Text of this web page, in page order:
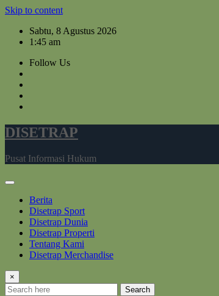
Skip to content
Sabtu, 8 Agustus 2026
1:45 am
Follow Us
DISETRAP
Pusat Informasi Hukum
Berita
Disetrap Sport
Disetrap Dunia
Disetrap Properti
Tentang Kami
Disetrap Merchandise
×
Search